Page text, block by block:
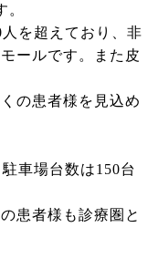
を超えており、非
ールです。また皮
の患者様を見込め
車場台数は150台
患者様も診療圏と